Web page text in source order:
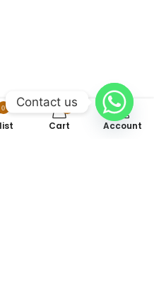
0 0
Cart Account
Contact us